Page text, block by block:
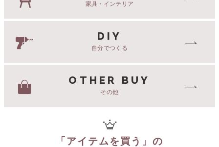
家具・インテリア
DIY
自分でつくる
OTHER BUY
その他
「 アイテムを買う 」の